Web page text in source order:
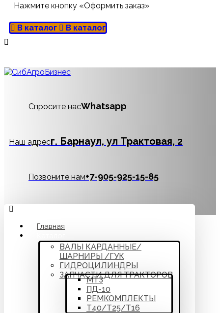
Нажмите кнопку «Оформить заказ»
В каталог В каталог
Спросите насWhatsapp
Наш адресг. Барнаул, ул Трактовая, 2
Позвоните нам‪+7-905-925-15-85
Главная
ВАЛЫ КАРДАННЫЕ/
ШАРНИРЫ /ГУК
ГИДРОЦИЛИНДРЫ
ЗАПЧАСТИ ДЛЯ ТРАКТОРОВ
МТЗ
ПД-10
РЕМКОМПЛЕКТЫ
Т40/Т25/Т16